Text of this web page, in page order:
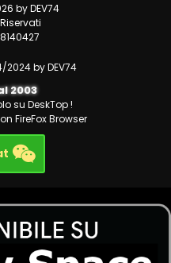
by DEV74
by DEV74
2003
su DeskTop !
FireFox Browser